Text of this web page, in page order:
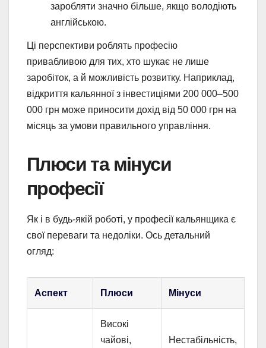
заробляти значно більше, якщо володіють
англійською.
Ці перспективи роблять професію
привабливою для тих, хто шукає не лише
заробіток, а й можливість розвитку. Наприклад,
відкриття кальянної з інвестиціями 200 000–500
000 грн може приносити дохід від 50 000 грн на
місяць за умови правильного управління.
Плюси та мінуси
професії
Як і в будь-якій роботі, у професії кальянщика є
свої переваги та недоліки. Ось детальний
огляд:
Аспект Плюси Мінуси
Високі
чайові,
Нестабільність,